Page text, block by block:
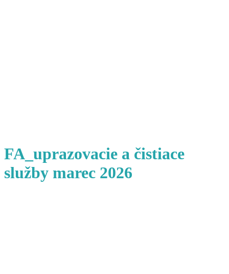
FA_uprazovacie a čistiace
služby marec 2026